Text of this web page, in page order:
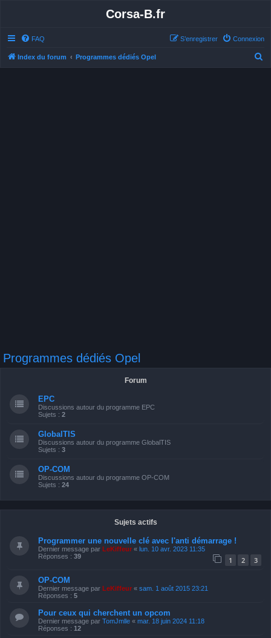
Corsa-B.fr
FAQ Connexion
S’enregistrer
Index du forum Programmes dédiés Opel
Programmes dédiés Opel
Forum
EPC
Discussions autour du programme EPC
Sujets : 2
GlobalTIS
Discussions autour du programme GlobalTIS
Sujets : 3
OP-COM
Discussions autour du programme OP-COM
Sujets : 24
Sujets actifs
Programmer une nouvelle clé avec l'anti démarrage !
Dernier message par LeKiffeur « lun. 10 avr. 2023 11:35
Réponses : 39 1 2 3
OP-COM
Dernier message par LeKiffeur « sam. 1 août 2015 23:21
Réponses : 5
Pour ceux qui cherchent un opcom
Dernier message par TomJmlle « mar. 18 juin 2024 11:18
Réponses : 12